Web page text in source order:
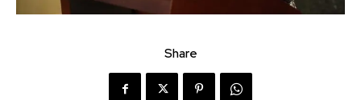
Share